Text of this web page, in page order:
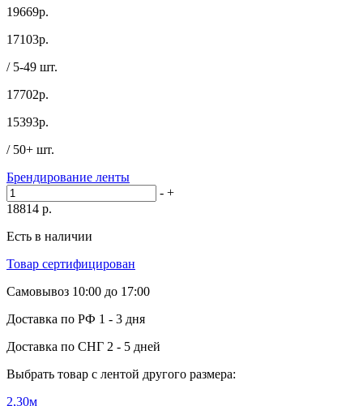
19669р.
17103р.
/ 5-49 шт.
17702р.
15393р.
/ 50+ шт.
Брендирование ленты
- +
18814 р.
Есть в наличии
Товар сертифицирован
Самовывоз 10:00 до 17:00
Доставка по РФ 1 - 3 дня
Доставка по СНГ 2 - 5 дней
Выбрать товар с лентой другого размера:
2,30м